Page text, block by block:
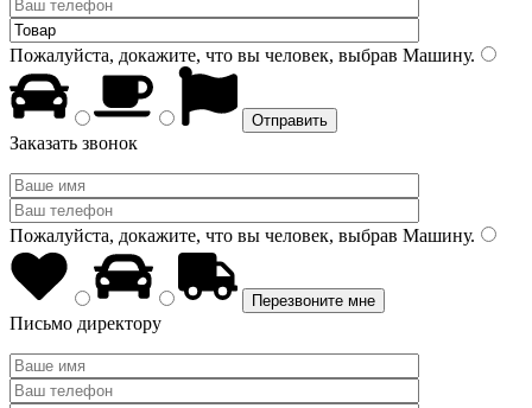
Пожалуйста, докажите, что вы человек, выбрав Машину.
Заказать звонок
Пожалуйста, докажите, что вы человек, выбрав Машину.
Письмо директору